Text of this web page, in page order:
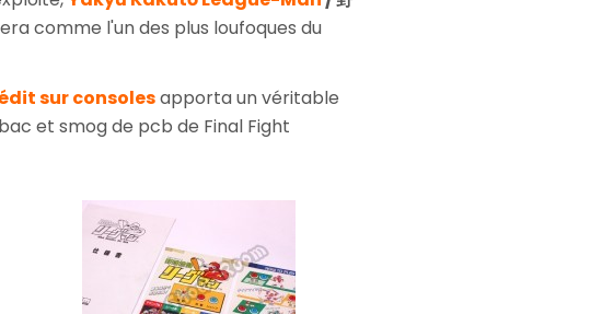
comme l'un des plus loufoques du
sur consolesapporta un véritable
et smog de pcb de Final Fight